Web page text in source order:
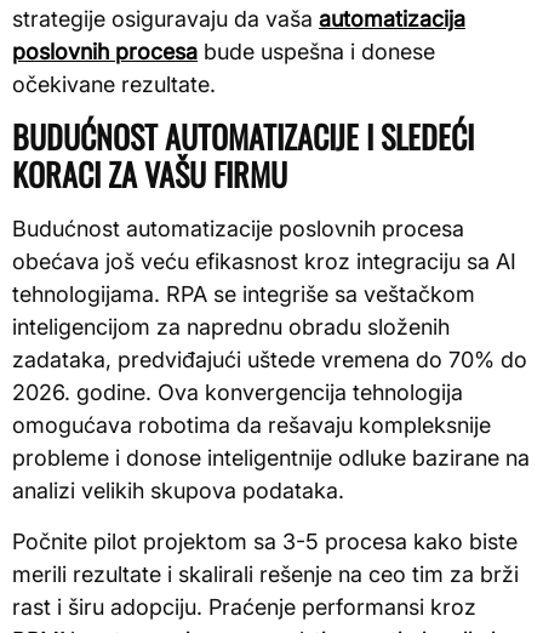
strategije osiguravaju da vaša automatizacija
poslovnih procesa bude uspešna i donese
očekivane rezultate.
BUDUĆNOST AUTOMATIZACIJE I SLEDEĆI
KORACI ZA VAŠU FIRMU
Budućnost automatizacije poslovnih procesa
obećava još veću efikasnost kroz integraciju sa AI
tehnologijama. RPA se integriše sa veštačkom
inteligencijom za naprednu obradu složenih
zadataka, predviđajući uštede vremena do 70% do
2026. godine. Ova konvergencija tehnologija
omogućava robotima da rešavaju kompleksnije
probleme i donose inteligentnije odluke bazirane na
analizi velikih skupova podataka.
Počnite pilot projektom sa 3-5 procesa kako biste
merili rezultate i skalirali rešenje na ceo tim za brži
rast i širu adopciju. Praćenje performansi kroz